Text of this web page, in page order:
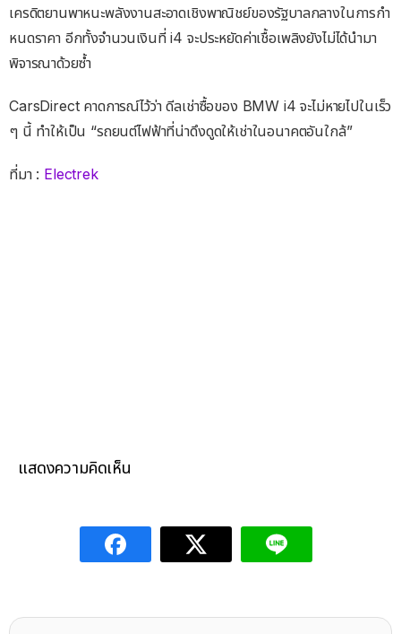
เครดิตยานพาหนะพลังงานสะอาดเชิงพาณิชย์ของรัฐบาลกลางในการกํา
หนดราคา อีกทั้งจํานวนเงินที่ i4 จะประหยัดค่าเชื้อเพลิงยังไม่ได้นํามา
พิจารณาด้วยซ้ำ
CarsDirect คาดการณ์ไว้ว่า ดีลเช่าซื้อของ BMW i4 จะไม่หายไปในเร็ว
ๆ นี้ ทําให้เป็น “รถยนต์ไฟฟ้าที่น่าดึงดูดให้เช่าในอนาคตอันใกล้”
ที่มา : Electrek
แสดงความคิดเห็น